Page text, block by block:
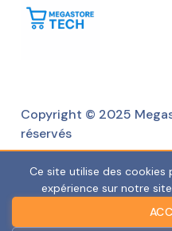
Copyright © 2025
réservés
Ce site utilise des cookies
expérience sur notre site